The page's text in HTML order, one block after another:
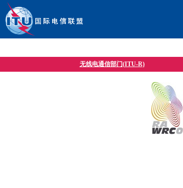
无线电通信部门(ITU-R)